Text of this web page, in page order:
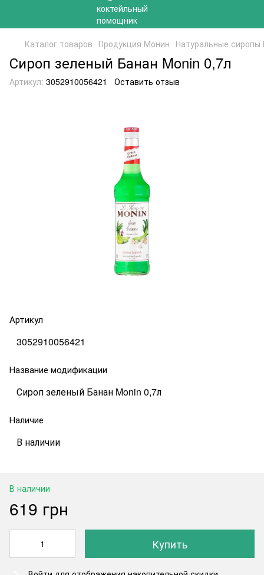
Каталог товаров Продукция Монин Натуральные
Сироп зеленый Банан Monin 0,7л
Артикул: 3052910056421 Оставить отзыв
Артикул
3052910056421
Название модификации
Сироп зеленый Банан Monin 0,7л
Наличие
В наличии
В наличии
619 грн
Купить